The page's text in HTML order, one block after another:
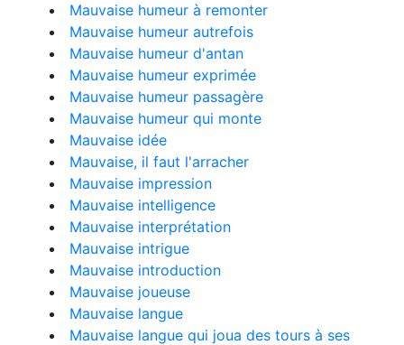
Mauvaise humeur à remonter
Mauvaise humeur autrefois
Mauvaise humeur d'antan
Mauvaise humeur exprimée
Mauvaise humeur passagère
Mauvaise humeur qui monte
Mauvaise idée
Mauvaise, il faut l'arracher
Mauvaise impression
Mauvaise intelligence
Mauvaise interprétation
Mauvaise intrigue
Mauvaise introduction
Mauvaise joueuse
Mauvaise langue
Mauvaise langue qui joua des tours à ses